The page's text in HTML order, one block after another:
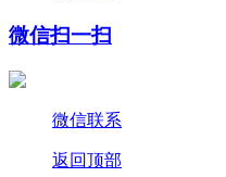
微信扫一扫
微信联系
返回顶部